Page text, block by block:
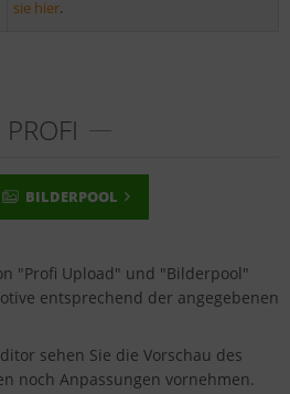
sie hier.
PROFI
BILDERPOOL
"Profi Upload" und "Bilderpool"
entsprechend der angegebenen
sehen Sie die Vorschau des
noch Anpassungen vornehmen.